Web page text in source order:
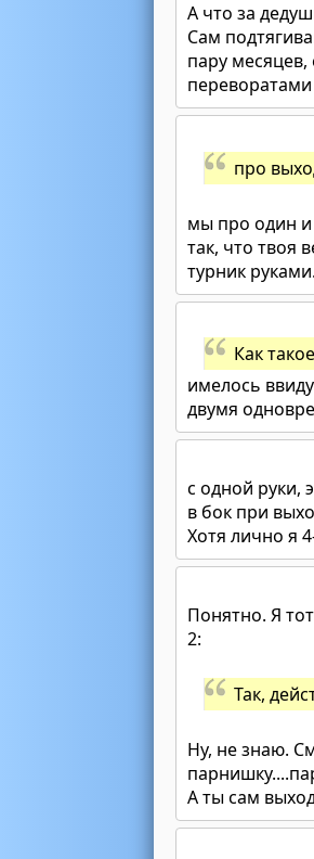
А что за
Сам
пару месяцев,
про
мы про один
так, что твоя
турник
Как
имелось
двумя
с одной руки,
в бок при
Хотя лично я
Понятно. Я
2:
Так,
Ну, не знаю.
А ты сам